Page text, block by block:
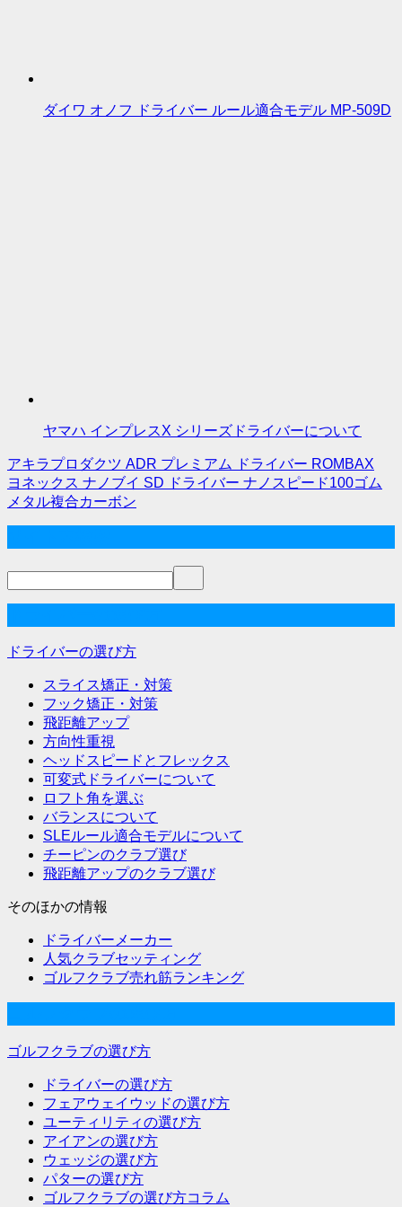
ダイワ オノフ ドライバー ルール適合モデル MP-509D
ヤマハ インプレスX シリーズドライバーについて
投
稿
ビ
ゲ
ー
シ
アキラプロダクツ ADR プレミアム ドライバー ROMBAX
ヨネックス ナノブイ SD ドライバー ナノスピード100ゴム
メタル複合カーボン
ドライバーの選び方
スライス矯正・対策
フック矯正・対策
飛距離アップ
方向性重視
ヘッドスピードとフレックス
可変式ドライバーについて
ロフト角を選ぶ
バランスについて
SLEルール適合モデルについて
チーピンのクラブ選び
飛距離アップのクラブ選び
そのほかの情報
ドライバーメーカー
人気クラブセッティング
ゴルフクラブ売れ筋ランキング
ゴルフクラブの選び方
ドライバーの選び方
フェアウェイウッドの選び方
ユーティリティの選び方
アイアンの選び方
ウェッジの選び方
パターの選び方
ゴルフクラブの選び方コラム